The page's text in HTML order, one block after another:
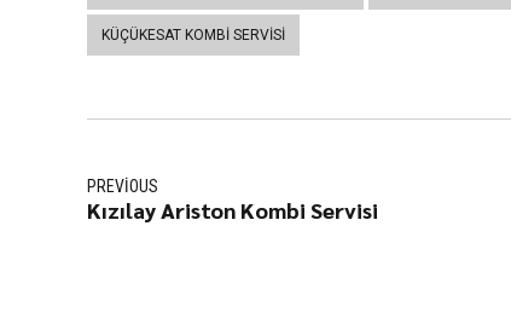
KÜÇÜKESAT KOMBI SERVISI
PREVIOUS
Kızılay Ariston Kombi Servisi